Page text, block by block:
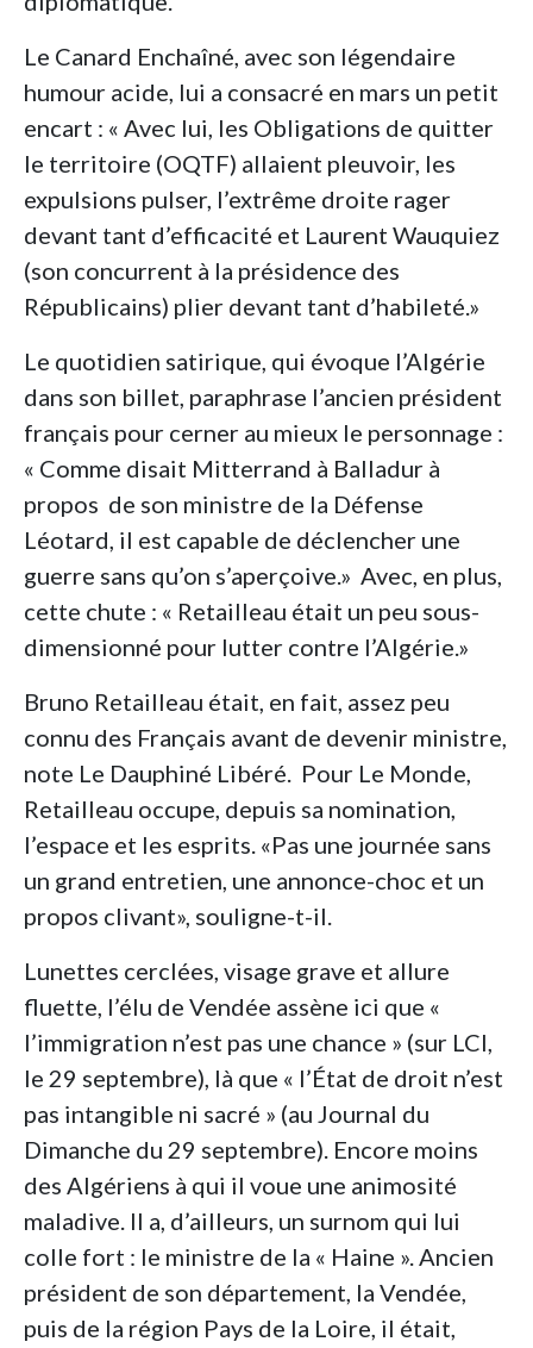
Le Canard Enchaîné, avec son légendaire
humour acide, lui a consacré en mars un petit
encart : « Avec lui, les Obligations de quitter
le territoire (OQTF) allaient pleuvoir, les
expulsions pulser, l’extrême droite rager
devant tant d’efficacité et Laurent Wauquiez
(son concurrent à la présidence des
Républicains) plier devant tant d’habileté.»
Le quotidien satirique, qui évoque l’Algérie
dans son billet, paraphrase l’ancien président
français pour cerner au mieux le personnage :
« Comme disait Mitterrand à Balladur à
propos de son ministre de la Défense
Léotard, il est capable de déclencher une
guerre sans qu’on s’aperçoive.» Avec, en plus,
cette chute : « Retailleau était un peu sous-
dimensionné pour lutter contre l’Algérie.»
Bruno Retailleau était, en fait, assez peu
connu des Français avant de devenir ministre,
note Le Dauphiné Libéré. Pour Le Monde,
Retailleau occupe, depuis sa nomination,
l’espace et les esprits. «Pas une journée sans
un grand entretien, une annonce-choc et un
propos clivant», souligne-t-il.
Lunettes cerclées, visage grave et allure
fluette, l’élu de Vendée assène ici que «
l’immigration n’est pas une chance » (sur LCI,
le 29 septembre), là que « l’État de droit n’est
pas intangible ni sacré » (au Journal du
Dimanche du 29 septembre). Encore moins
des Algériens à qui il voue une animosité
maladive. Il a, d’ailleurs, un surnom qui lui
colle fort : le ministre de la « Haine ». Ancien
président de son département, la Vendée,
puis de la région Pays de la Loire, il était,